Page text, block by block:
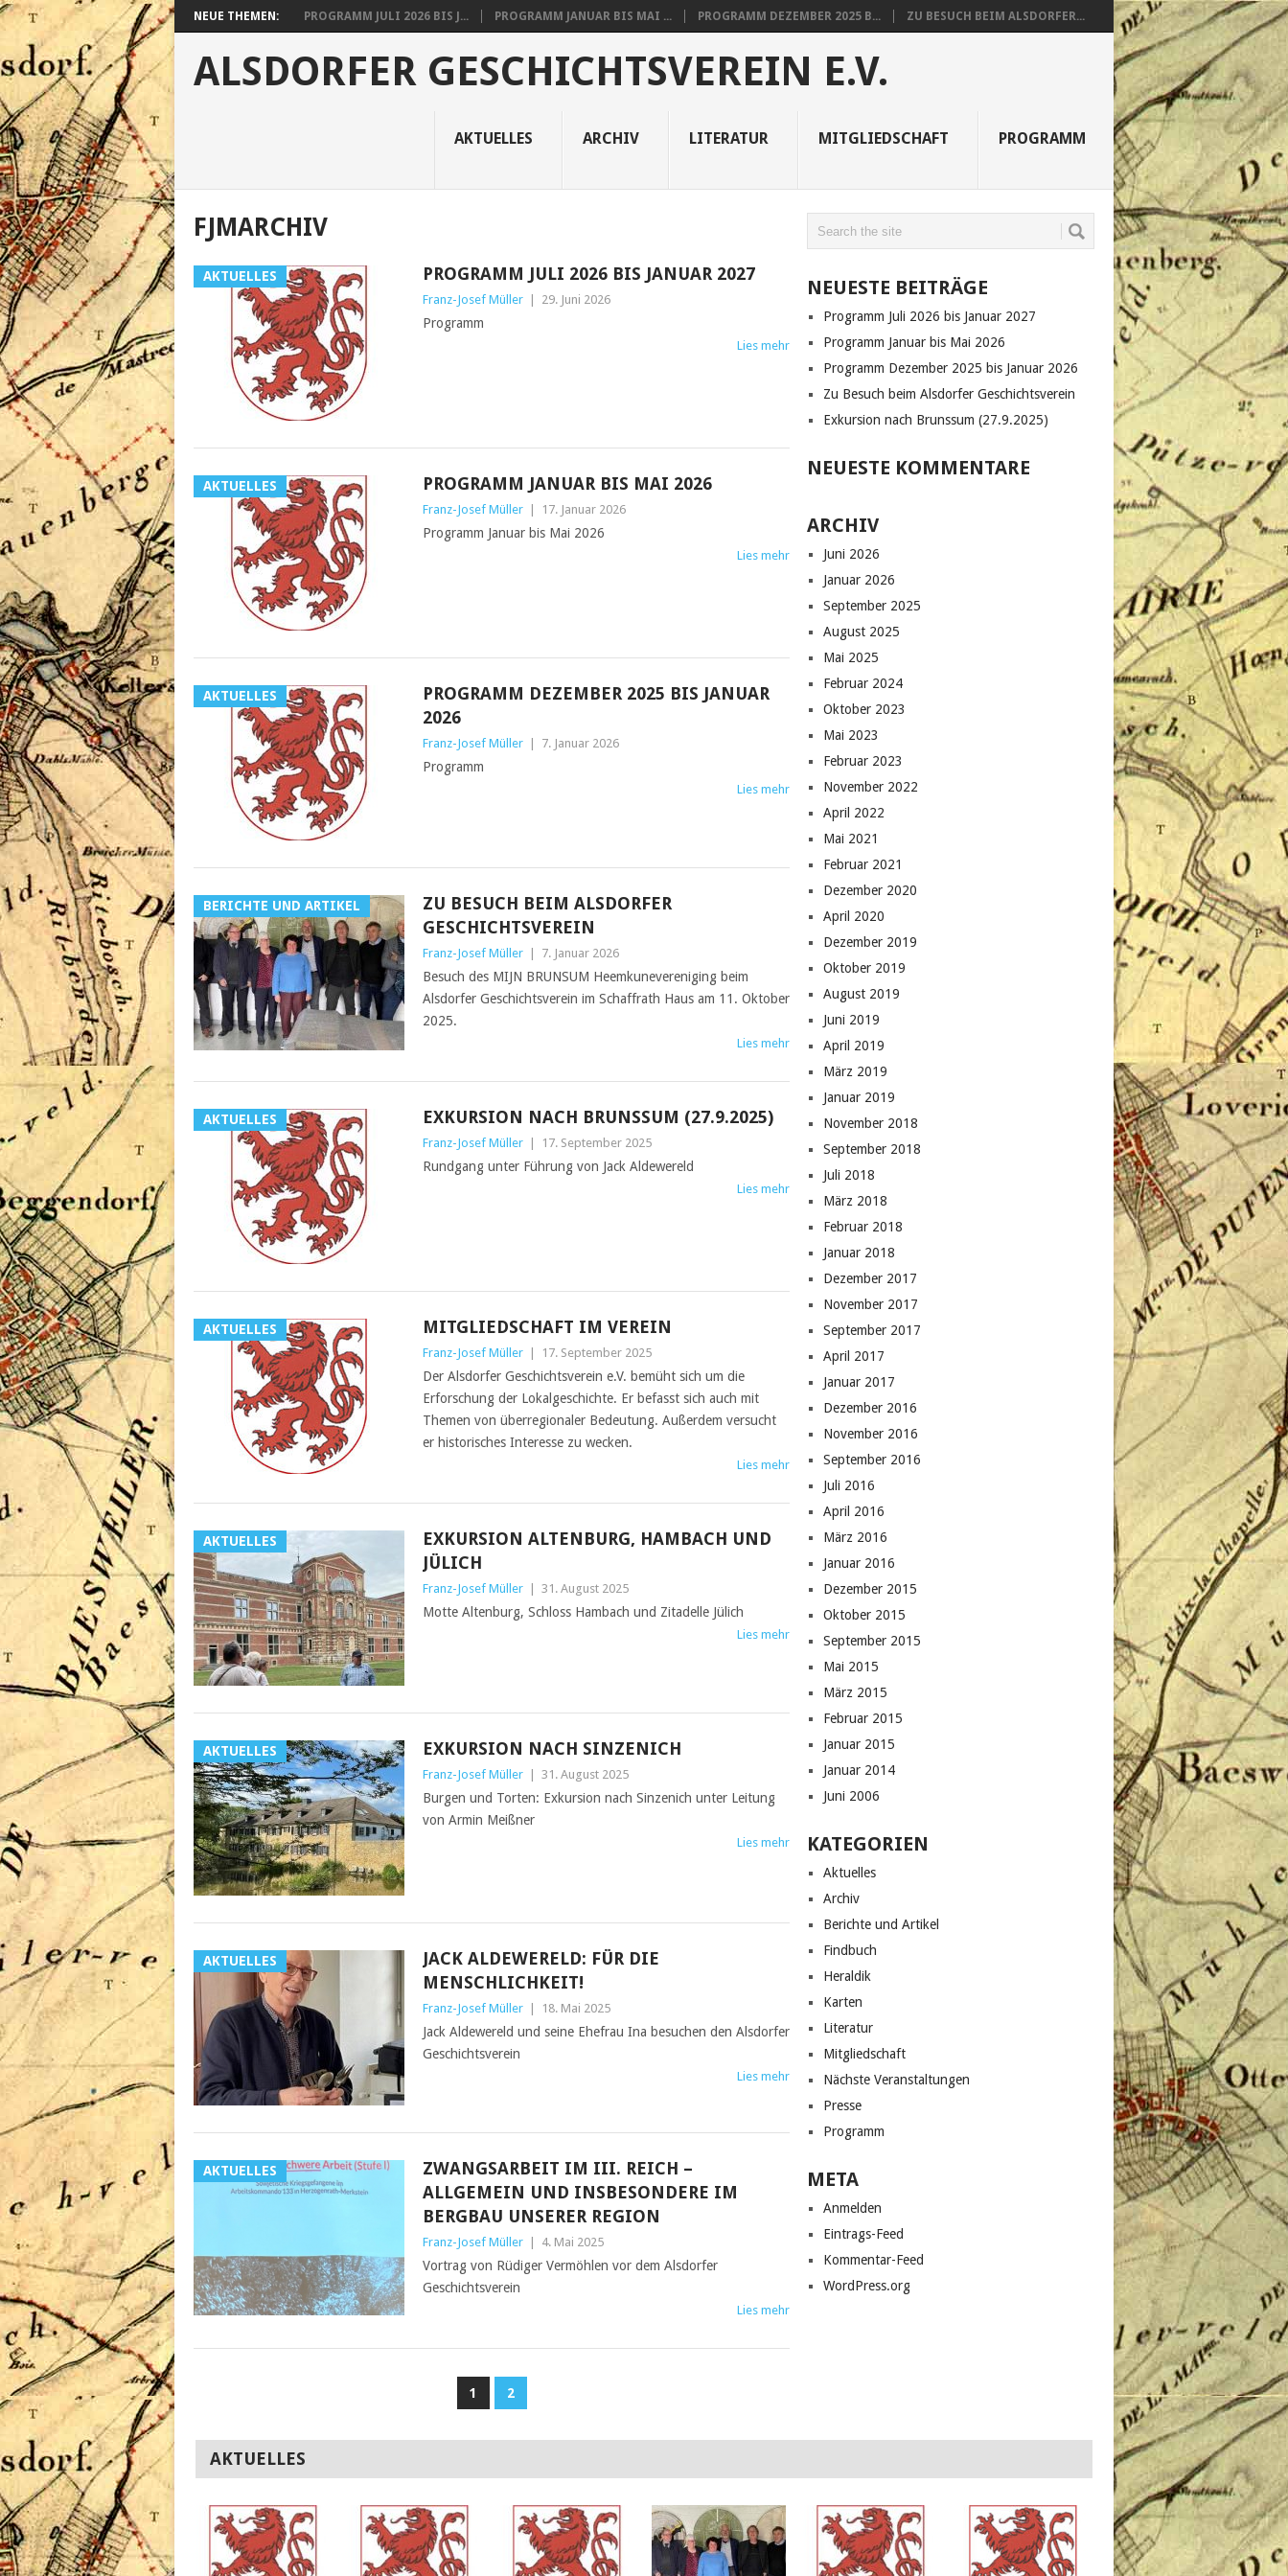
NEUE THEMEN: PROGRAMM JULI 2026 BIS J... PROGRAMM JANUAR BIS MAI ... PROGRAMM DEZEMBER 2025 B... ZU BESUCH BEIM ALSDORFER...
ALSDORFER GESCHICHTSVEREIN E.V.
AKTUELLES ARCHIV LITERATUR MITGLIEDSCHAFT PROGRAMM
FJMARCHIV
AKTUELLES PROGRAMM JULI 2026 BIS JANUAR 2027
Franz-Josef Müller 29. Juni 2026
Programm
Lies mehr
AKTUELLES PROGRAMM JANUAR BIS MAI 2026
Franz-Josef Müller 17. Januar 2026
Programm Januar bis Mai 2026
Lies mehr
AKTUELLES
PROGRAMM DEZEMBER 2025 BIS JANUAR
2026
Franz-Josef Müller 7. Januar 2026
Programm
Lies mehr
BERICHTE UND ARTIKEL
ZU BESUCH BEIM ALSDORFER
GESCHICHTSVEREIN
Franz-Josef Müller 7. Januar 2026
Besuch des MIJN BRUNSUM Heemkunevereniging beim
Alsdorfer Geschichtsverein im Schaffrath Haus am 11. Oktober
2025.
Lies mehr
AKTUELLES EXKURSION NACH BRUNSSUM (27.9.2025)
Franz-Josef Müller 17. September 2025
Rundgang unter Führung von Jack Aldewereld
Lies mehr
AKTUELLES MITGLIEDSCHAFT IM VEREIN
Franz-Josef Müller 17. September 2025
Der Alsdorfer Geschichtsverein e.V. bemüht sich um die
Erforschung der Lokalgeschichte. Er befasst sich auch mit
Themen von überregionaler Bedeutung. Außerdem versucht
er historisches Interesse zu wecken.
Lies mehr
AKTUELLES
EXKURSION ALTENBURG, HAMBACH UND
JÜLICH
Franz-Josef Müller 31. August 2025
Motte Altenburg, Schloss Hambach und Zitadelle Jülich
Lies mehr
AKTUELLES EXKURSION NACH SINZENICH
Franz-Josef Müller 31. August 2025
Burgen und Torten: Exkursion nach Sinzenich unter Leitung
von Armin Meißner
Lies mehr
AKTUELLES
JACK ALDEWERELD: FÜR DIE
MENSCHLICHKEIT!
Franz-Josef Müller 18. Mai 2025
Jack Aldewereld und seine Ehefrau Ina besuchen den Alsdorfer
Geschichtsverein
Lies mehr
AKTUELLES
ZWANGSARBEIT IM III. REICH –
ALLGEMEIN UND INSBESONDERE IM
BERGBAU UNSERER REGION
Franz-Josef Müller 4. Mai 2025
Vortrag von Rüdiger Vermöhlen vor dem Alsdorfer
Geschichtsverein
Lies mehr
1 2
NEUESTE BEITRÄGE
Programm Juli 2026 bis Januar 2027
Programm Januar bis Mai 2026
Programm Dezember 2025 bis Januar 2026
Zu Besuch beim Alsdorfer Geschichtsverein
Exkursion nach Brunssum (27.9.2025)
NEUESTE KOMMENTARE
ARCHIV
Juni 2026
Januar 2026
September 2025
August 2025
Mai 2025
Februar 2024
Oktober 2023
Mai 2023
Februar 2023
November 2022
April 2022
Mai 2021
Februar 2021
Dezember 2020
April 2020
Dezember 2019
Oktober 2019
August 2019
Juni 2019
April 2019
März 2019
Januar 2019
November 2018
September 2018
Juli 2018
März 2018
Februar 2018
Januar 2018
Dezember 2017
November 2017
September 2017
April 2017
Januar 2017
Dezember 2016
November 2016
September 2016
Juli 2016
April 2016
März 2016
Januar 2016
Dezember 2015
Oktober 2015
September 2015
Mai 2015
März 2015
Februar 2015
Januar 2015
Januar 2014
Juni 2006
KATEGORIEN
Aktuelles
Archiv
Berichte und Artikel
Findbuch
Heraldik
Karten
Literatur
Mitgliedschaft
Nächste Veranstaltungen
Presse
Programm
META
Anmelden
Eintrags-Feed
Kommentar-Feed
WordPress.org
AKTUELLES